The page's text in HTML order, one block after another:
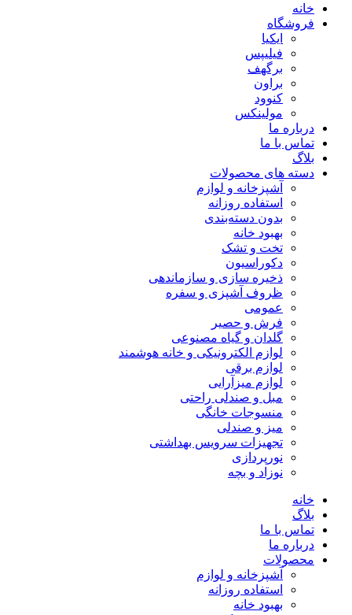
خانه
فروشگاه
ایکیا
فیلیپس
برگهف
براون
کنوود
مولینکس
درباره ما
تماس با ما
بلاگ
دسته های محصولات
آشپزخانه و لوازم
استفاده روزانه
بدون دسته‌بندی
بهبود خانه
تخت و تشک
دکوراسیون
ذخیره سازی و سازماندهی
ظروف آشپزی و سفره
عمومی
فرش و حصیر
گلدان و گیاه مصنوعی
لوازم الکترونیکی و خانه هوشمند
لوازم برقی
لوازم میزآرایی
مبل و صندلی راحتی
منسوجات خانگی
میز و صندلی
تجهیزات سرویس بهداشتی
نورپردازی
نوزاد و بچه
خانه
بلاگ
تماس با ما
درباره ما
محصولات
آشپزخانه و لوازم
استفاده روزانه
بهبود خانه